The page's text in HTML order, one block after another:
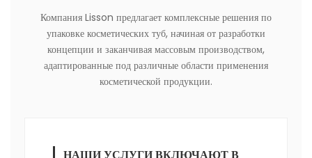
Компания Lisson предлагает комплексные решения по
упаковке косметических туб, начиная от разработки
концепции и заканчивая массовым производством,
адаптированные под различные области применения
косметической продукции.